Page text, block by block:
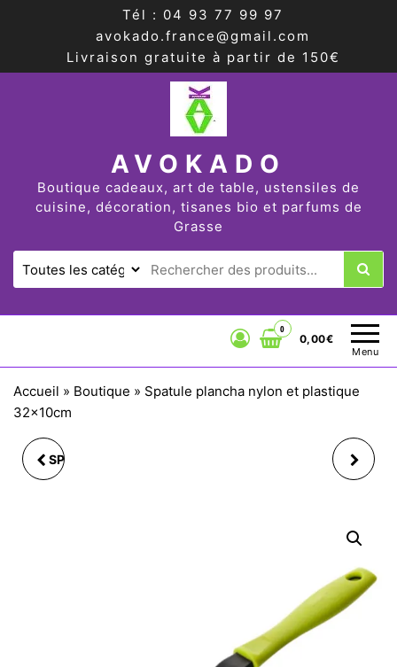
Tél : 04 93 77 99 97
avokado.france@gmail.com
Livraison gratuite à partir de 150€
AVOKADO
Boutique cadeaux, art de table, ustensiles de
cuisine, décoration, tisanes bio et parfums de
Grasse
Menu
0
0,00€
Accueil » Boutique » Spatule plancha nylon et plastique
32x10cm
SPATULE RACLETTE EN